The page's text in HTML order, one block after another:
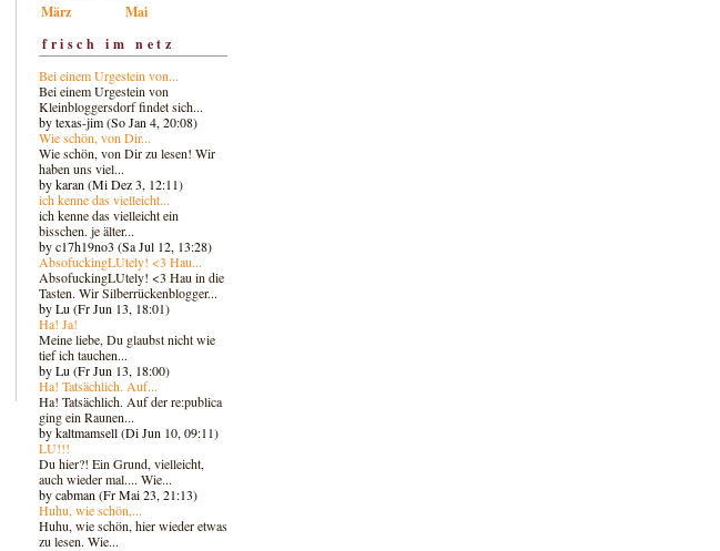
März
Mai
frisch im netz
Bei einem Urgestein von...
Bei einem Urgestein von
Kleinbloggersdorf findet sich...
by texas-jim (So Jan 4, 20:08)
Wie schön, von Dir...
Wie schön, von Dir zu lesen! Wir
haben uns viel...
by karan (Mi Dez 3, 12:11)
ich kenne das vielleicht...
ich kenne das vielleicht ein
bisschen. je älter...
by c17h19no3 (Sa Jul 12, 13:28)
AbsofuckingLUtely! <3 Hau...
AbsofuckingLUtely! <3 Hau in die
Tasten. Wir Silberrückenblogger...
by Lu (Fr Jun 13, 18:01)
Ha! Ja!
Meine liebe, Du glaubst nicht wie
tief ich tauchen...
by Lu (Fr Jun 13, 18:00)
Ha! Tatsächlich. Auf...
Ha! Tatsächlich. Auf der re:publica
ging ein Raunen...
by kaltmamsell (Di Jun 10, 09:11)
LU!!!
Du hier?! Ein Grund, vielleicht,
auch wieder mal.... Wie...
by cabman (Fr Mai 23, 21:13)
Huhu, wie schön,...
Huhu, wie schön, hier wieder etwas
zu lesen. Wie...